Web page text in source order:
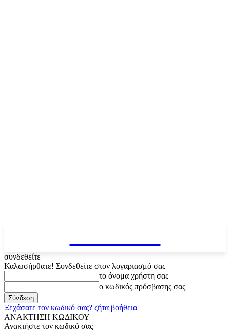
συνδεθείτε
Καλωσήρθατε! Συνδεθείτε στον λογαριασμό σας
το όνομα χρήστη σας
ο κωδικός πρόσβασης σας
Ξεχάσατε τον κωδικό σας? ζήτα βοήθεια
ΑΝΑΚΤΗΣΗ ΚΩΔΙΚΟΥ
Ανακτήστε τον κωδικό σας